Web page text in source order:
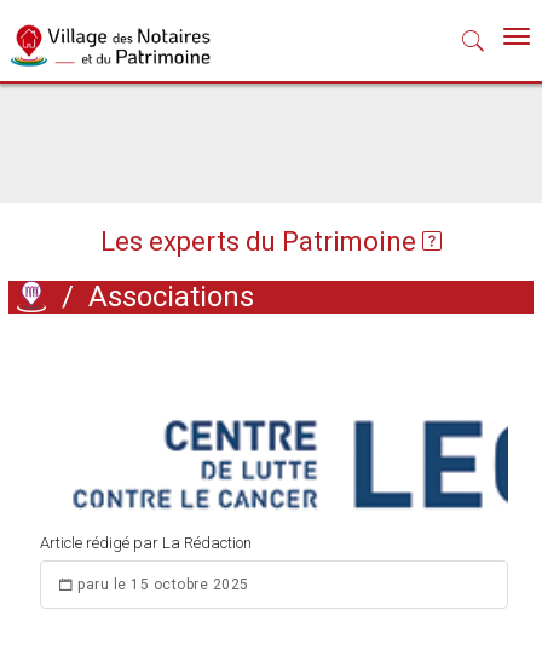
Les experts du Patrimoine
/ Associations
Article rédigé par La Rédaction
paru le 15 octobre 2025